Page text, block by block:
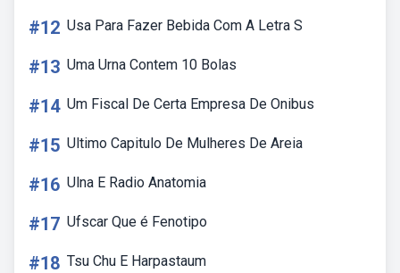
#12 Usa Para Fazer Bebida Com A Letra S
#13 Uma Urna Contem 10 Bolas
#14 Um Fiscal De Certa Empresa De Onibus
#15 Ultimo Capitulo De Mulheres De Areia
#16 Ulna E Radio Anatomia
#17 Ufscar Que é Fenotipo
#18 Tsu Chu E Harpastaum